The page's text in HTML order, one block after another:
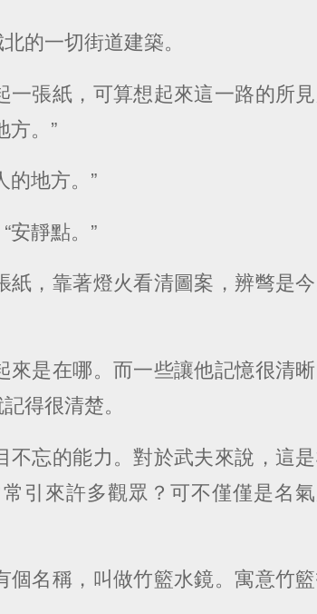
的一切街道建築。
張紙，可算想起來這一路的所
方。”
的地方。”
安靜點。”
，靠著燈火看清圖案，辨彆是
是在哪。而一些讓他記憶很清
得很清楚。
忘的能力。對於武夫來說，這
引來許多觀眾？可不僅僅是名
名稱，叫做竹籃水鏡。寓意竹